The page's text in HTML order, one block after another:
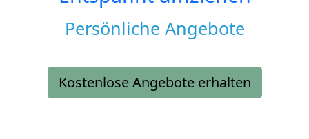
Persönliche Angebote
Kostenlose Angebote erhalten